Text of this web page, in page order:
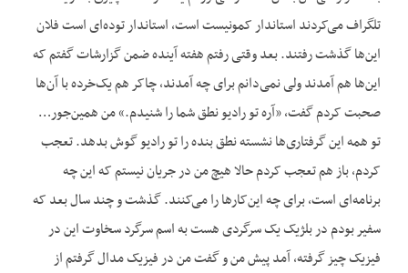
تلگراف می‌کردند استاندار کمونیست است، استاندار توده‌ای است فلان
این‌ها گذشت رفتند. بعد وقتی رفتم هفته آینده ضمن گزارشات گفتم که
این‌ها هم آمدند ولی نمی‌دانم برای چه آمدند، چاکر هم یک‌خرده با آن‌ها
صحبت کردم گفت، «آره تو رادیو نطق شما را شنیدم.» من همین‌جور…
تو همه این گرفتاری‌ها نشسته نطق بنده را تو رادیو گوش بدهد. تعجب
کردم، باز هم تعجب کردم حالا هیچ من در جریان نیستم که این چه
برنامه‌ای است، برای چه این‌کارها را می‌کنند. گذشت و چند سال بعد که
سفیر بودم در بلژیک یک سرگردی هست به اسم سرگرد سخاوت این در
فیزیک چیز گرفته، آمد پیش من و گفت من در فیزیک مدال گرفتم از